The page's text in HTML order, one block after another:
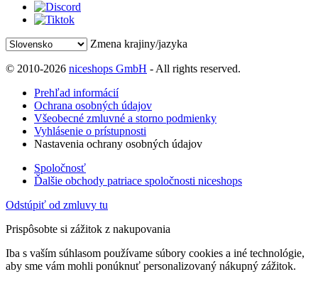
Zmena krajiny/jazyka
© 2010-2026 niceshops GmbH - All rights reserved.
Prehľad informácií
Ochrana osobných údajov
Všeobecné zmluvné a storno podmienky
Vyhlásenie o prístupnosti
Nastavenia ochrany osobných údajov
Spoločnosť
Ďalšie obchody patriace spoločnosti niceshops
Odstúpiť od zmluvy tu
Prispôsobte si zážitok z nakupovania
Iba s vaším súhlasom používame súbory cookies a iné technológie,
aby sme vám mohli ponúknuť personalizovaný nákupný zážitok.